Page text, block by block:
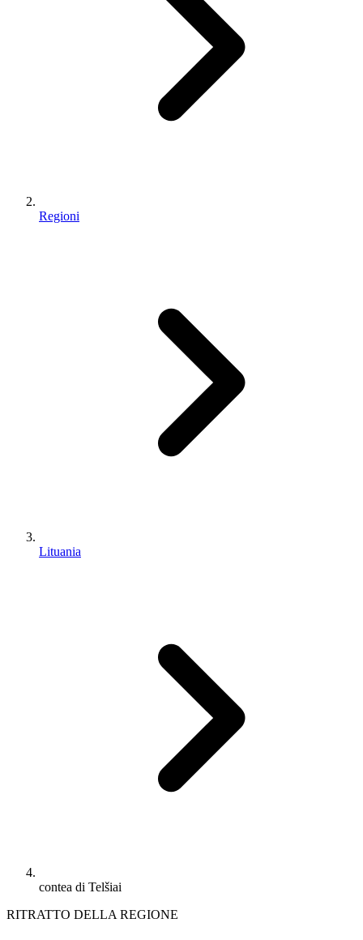
Regioni
Lituania
contea di Telšiai
RITRATTO DELLA REGIONE